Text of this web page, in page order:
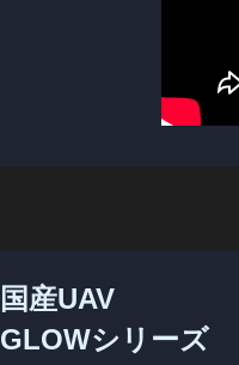
国産UAV